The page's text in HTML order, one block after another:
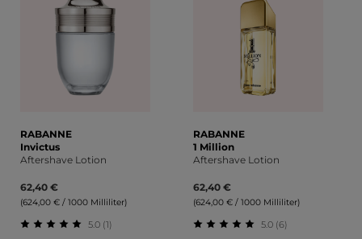
RABANNE
Invictus
Aftershave Lotion
62,40 €
(624,00 € / 1000 Milliliter)
5.0 (1)
RABANNE
1 Million
Aftershave Lotion
62,40 €
(624,00 € / 1000 Milliliter)
5.0 (6)